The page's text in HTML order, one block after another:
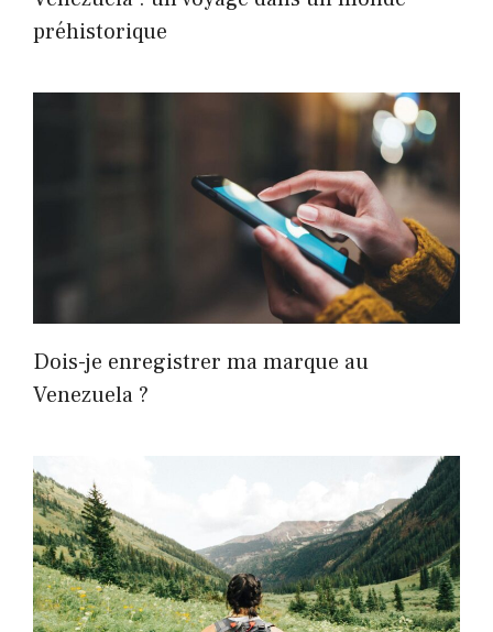
préhistorique
Dois-je enregistrer ma marque au
Venezuela ?